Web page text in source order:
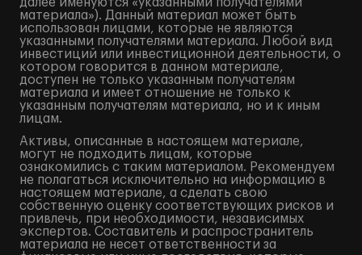
материала»). Данный материал может быть
использован лицами, которые не являются
указанными получателями материала. Любой вид
инвестиций или инвестиционной деятельности, о
котором говорится в данном материале,
доступен не только указанным получателям
материала и имеет отношение не только к
указанным получателям материала, но и к иным
лицам.
Активы, описанные в настоящем материале,
могут не подходить лицам, которые
ознакомились с таким материалом. Рекомендуем
не полагаться исключительно на информацию в
настоящем материале, а сделать свою
собственную оценку соответствующих рисков и
привлечь, при необходимости, независимых
экспертов. Составитель и распространитель
материала не несет ответственности за